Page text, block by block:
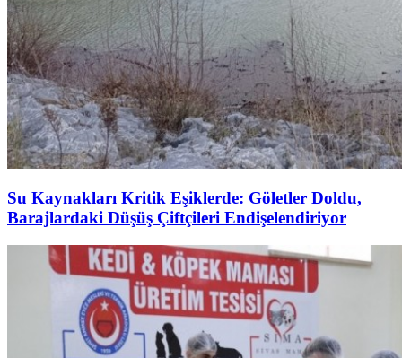
Su Kaynakları Kritik Eşiklerde: Göletler Doldu,
Barajlardaki Düşüş Çiftçileri Endişelendiriyor